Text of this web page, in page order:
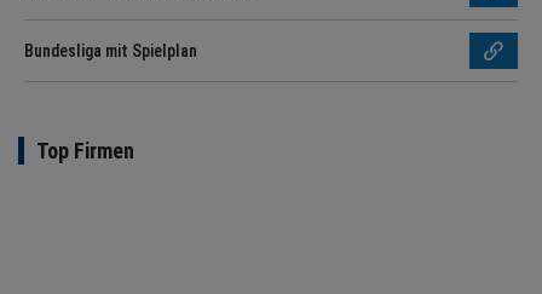
Bundesliga mit Spielplan
Top Firmen